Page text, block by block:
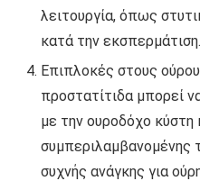
λειτουργία, όπως
κατά την εκσπερμάτιση.
Επιπλοκές στους
προστατίτιδα μπορεί
με την ουροδόχο κύστη
συμπεριλαμβανομένης
συχνής ανάγκης για